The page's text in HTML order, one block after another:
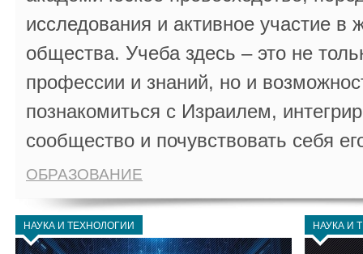
исследования и активное участие в
общества. Учеба здесь – это не
профессии и знаний, но и
познакомиться с Израилем,
сообщество и почувствовать себя
ОБРАЗОВАНИЕ
НАУКА И ТЕХНОЛОГИИ НАУКА И